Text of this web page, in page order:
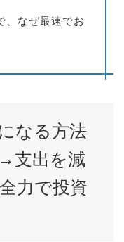
、なぜ最速でお
なる方法
支出を減
力で投資